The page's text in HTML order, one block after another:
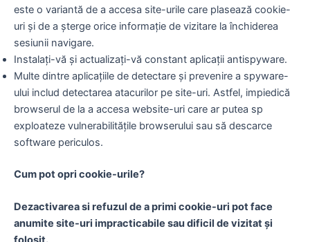
este o variantă de a accesa site-urile care plasează cookie-
uri și de a șterge orice informație de vizitare la închiderea
sesiunii navigare.
Instalați-vă și actualizați-vă constant aplicații antispyware.
Multe dintre aplicațiile de detectare și prevenire a spyware-
ului includ detectarea atacurilor pe site-uri. Astfel, impiedică
browserul de la a accesa website-uri care ar putea sp
exploateze vulnerabilitățile browserului sau să descarce
software periculos.
Cum pot opri cookie-urile?
Dezactivarea si refuzul de a primi cookie-uri pot face
anumite site-uri impracticabile sau dificil de vizitat și